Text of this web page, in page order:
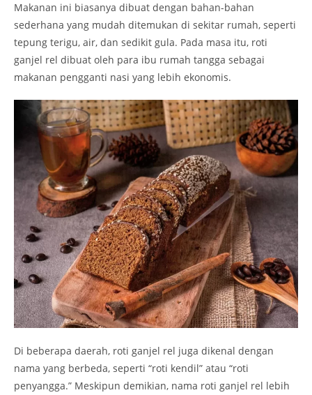
Makanan ini biasanya dibuat dengan bahan-bahan
sederhana yang mudah ditemukan di sekitar rumah, seperti
tepung terigu, air, dan sedikit gula. Pada masa itu, roti
ganjel rel dibuat oleh para ibu rumah tangga sebagai
makanan pengganti nasi yang lebih ekonomis.
Di beberapa daerah, roti ganjel rel juga dikenal dengan
nama yang berbeda, seperti “roti kendil” atau “roti
penyangga.” Meskipun demikian, nama roti ganjel rel lebih